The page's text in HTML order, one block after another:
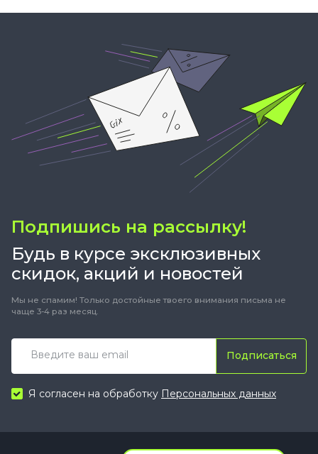
Подпишись на рассылку!
Будь в курсе эксклюзивных
скидок, акций и новостей
Мы не спамим! Только достойные твоего внимания письма не
чаще 3-4 раз месяц.
Подписаться
Я согласен на обработку Персональных данных